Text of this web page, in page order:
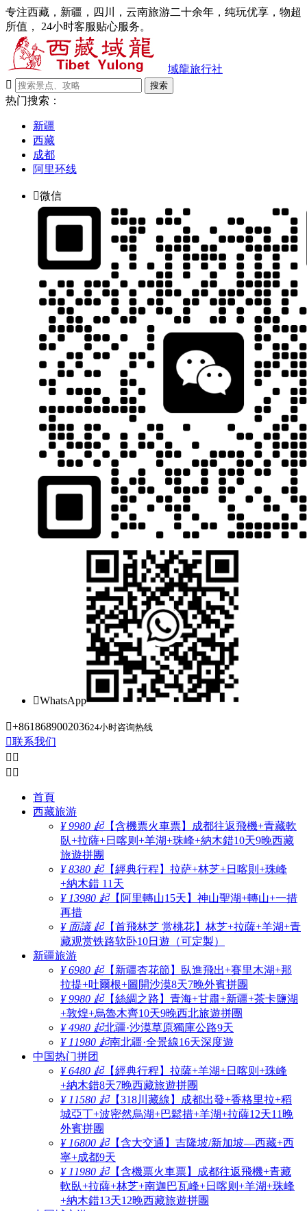
专注西藏，新疆，四川，云南旅游二十余年，纯玩优享，物超
所值， 24小时客服贴心服务。
域龍旅行社

搜索
热门搜索：
新疆
西藏
成都
阿里环线
微信
WhatsApp
+861868900203624小时咨询热线
联系我们
 
 
首頁
西藏旅游
¥ 9980 起【含機票火車票】成都往返飛機+青藏軟
臥+拉薩+日喀则+羊湖+珠峰+納木錯10天9晚西藏
旅遊拼團
¥ 8380 起【經典行程】拉萨+林芝+日喀則+珠峰
+納木錯 11天
¥ 13980 起【阿里轉山15天】神山聖湖+轉山+一措
再措
¥ 面議 起【首飛林芝 赏桃花】林芝+拉薩+羊湖+青
藏观赏铁路软卧10日遊（可定製）
新疆旅游
¥ 6980 起【新疆杏花節】臥進飛出+賽里木湖+那
拉提+吐爾根+圖開沙漠8天7晚外賓拼團
¥ 9980 起【絲綢之路】青海+甘肅+新疆+茶卡鹽湖
+敦煌+烏魯木齊10天9晚西北旅遊拼團
¥ 4980 起北疆·沙漠草原獨庫公路9天
¥ 11980 起南北疆·全景線16天深度遊
中国热门拼团
¥ 6480 起【經典行程】拉薩+羊湖+日喀则+珠峰
+納木錯8天7晚西藏旅遊拼團
¥ 11580 起【318川藏線】成都出發+香格里拉+稻
城亞丁+波密然烏湖+巴鬆措+羊湖+拉薩12天11晚
外賓拼團
¥ 16800 起【含大交通】吉隆坡/新加坡—西藏+西
寧+成都9天
¥ 11980 起【含機票火車票】成都往返飛機+青藏
軟臥+拉薩+林芝+南迦巴瓦峰+日喀则+羊湖+珠峰
+納木錯13天12晚西藏旅遊拼團